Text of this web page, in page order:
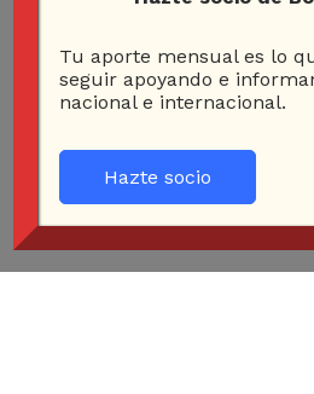
Tu aporte mensual es lo
seguir apoyando e
nacional e internacional.
Hazte socio